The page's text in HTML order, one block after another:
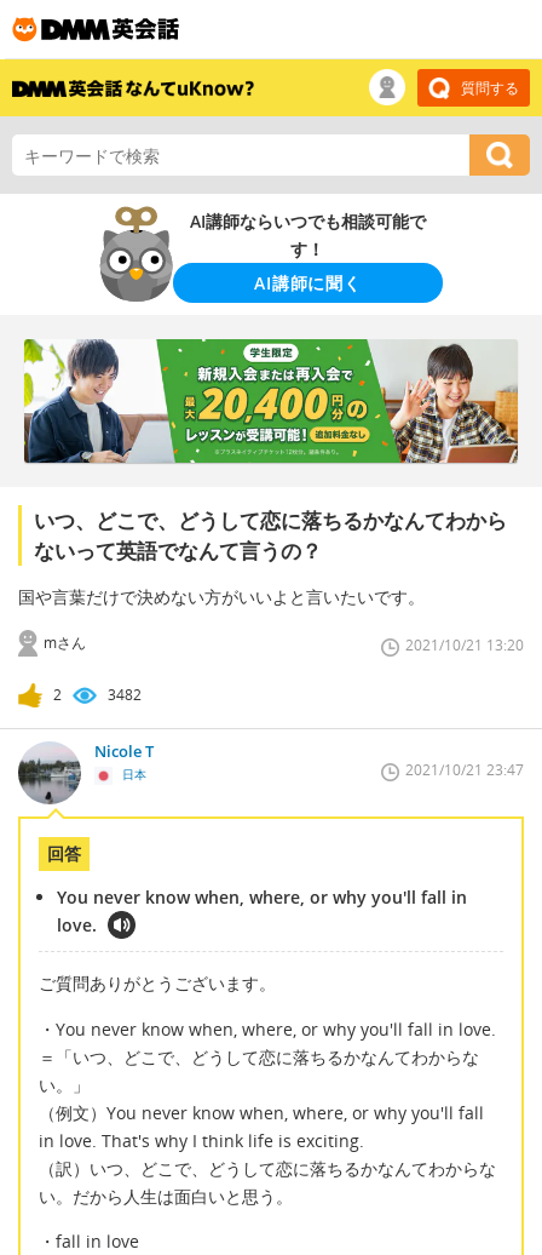
質問する
AI講師ならいつでも相談可能で
す！
AI講師に聞く
いつ、どこで、どうして恋に落ちるかなんてわから
ないって英語でなんて言うの？
国や言葉だけで決めない方がいいよと言いたいです。
mさん 2021/10/21 13:20
2 3482
Nicole T
日本 2021/10/21 23:47
回答
You never know when, where, or why you'll fall in
love.
ご質問ありがとうございます。
・You never know when, where, or why you'll fall in love.
＝「いつ、どこで、どうして恋に落ちるかなんてわからな
い。」
（例文）You never know when, where, or why you'll fall
in love. That's why I think life is exciting.
（訳）いつ、どこで、どうして恋に落ちるかなんてわからな
い。だから人生は面白いと思う。
・fall in love